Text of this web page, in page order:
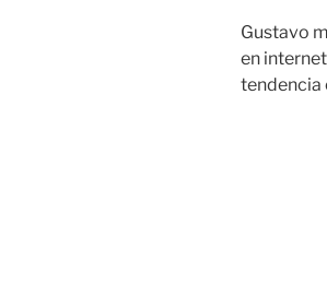
Gustavo
en
tendencia